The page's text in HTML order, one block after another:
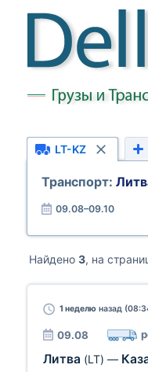
LT-KZ
Транспорт:
09.08–09.10
Найдено 3, на
1 неделю назад
09.08
Литва (LT) —